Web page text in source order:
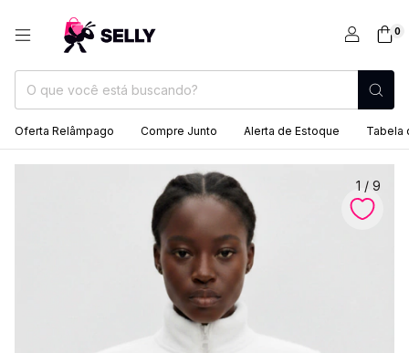
0
Oferta Relâmpago Compre Junto Alerta de Estoque Tabela
1 / 9